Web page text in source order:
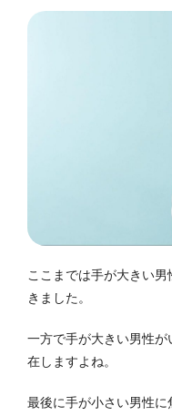
ここまでは手が大きい
きました。
一方で手が大きい男性
在しますよね。
最後に手が小さい男性